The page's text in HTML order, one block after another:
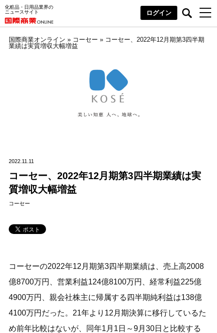
化粧品・日用品業界の
ニュースサイト
ログイン
国際商業オンライン » コーセー » コーセー、2022年12月期第3四半期
業績は実質増収大幅増益
2022.11.11
コーセー、2022年12月期第3四半期業績は実
質増収大幅増益
コーセー
コーセーの2022年12月期第3四半期業績は、売上高2008
億8700万円、営業利益124億8100万円、経常利益225億
4900万円、親会社株主に帰属する四半期純利益は138億
4100万円だった。21年より12月期決算に移行しているた
め前年比較はないが、同年1月1日～9月30日と比較する